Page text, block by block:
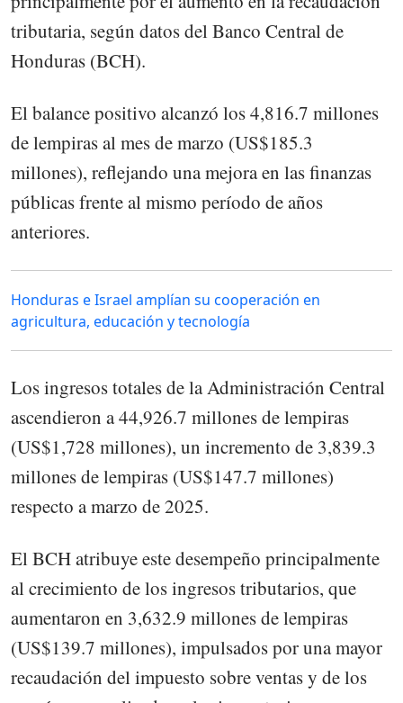
tributaria, según datos del Banco Central de
Honduras (BCH).
El balance positivo alcanzó los 4,816.7 millones
de lempiras al mes de marzo (US$185.3
millones), reflejando una mejora en las finanzas
públicas frente al mismo período de años
anteriores.
Honduras e Israel amplían su cooperación en
agricultura, educación y tecnología
Los ingresos totales de la Administración Central
ascendieron a 44,926.7 millones de lempiras
(US$1,728 millones), un incremento de 3,839.3
millones de lempiras (US$147.7 millones)
respecto a marzo de 2025.
El BCH atribuye este desempeño principalmente
al crecimiento de los ingresos tributarios, que
aumentaron en 3,632.9 millones de lempiras
(US$139.7 millones), impulsados por una mayor
recaudación del impuesto sobre ventas y de los